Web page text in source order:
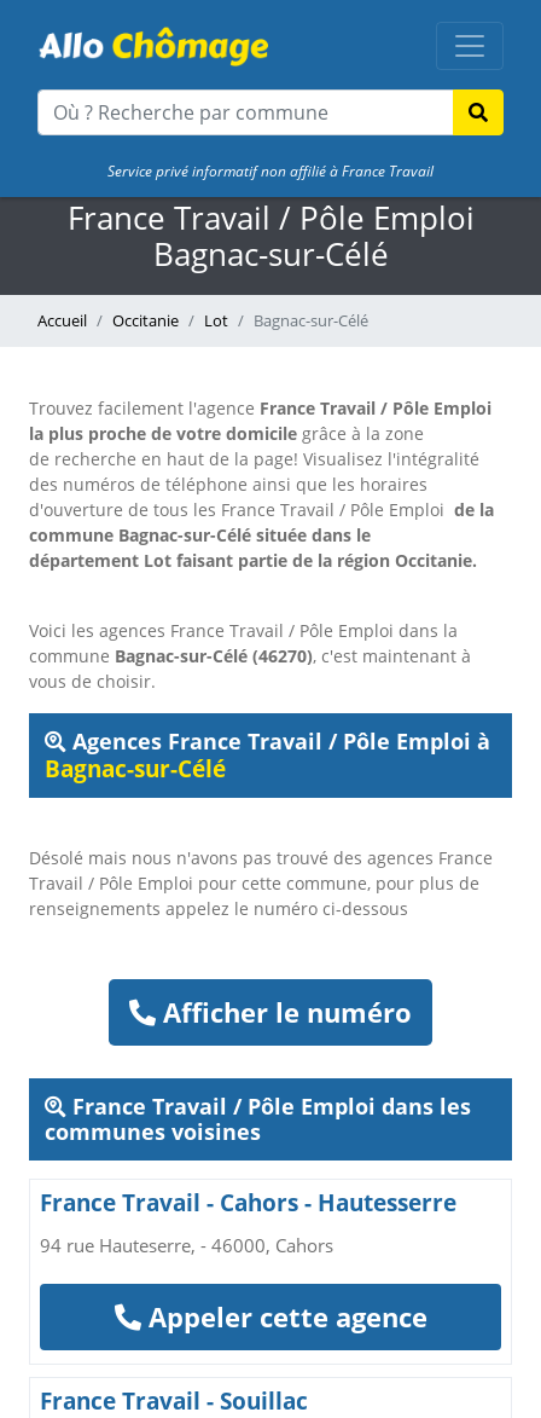
Service privé informatif non affilié à France Travail
France Travail / Pôle Emploi
Bagnac-sur-Célé
Accueil Occitanie Lot Bagnac-sur-Célé
Trouvez facilement l'agence France Travail / Pôle Emploi
la plus proche de votre domicile grâce à la zone
de recherche en haut de la page! Visualisez l'intégralité
des numéros de téléphone ainsi que les horaires
d'ouverture de tous les France Travail / Pôle Emploi de la
commune Bagnac-sur-Célé située dans le
département Lot faisant partie de la région Occitanie.
Voici les agences France Travail / Pôle Emploi dans la
commune Bagnac-sur-Célé (46270), c'est maintenant à
vous de choisir.
Agences France Travail / Pôle Emploi à
Bagnac-sur-Célé
Désolé mais nous n'avons pas trouvé des agences France
Travail / Pôle Emploi pour cette commune, pour plus de
renseignements appelez le numéro ci-dessous
Afficher le numéro
France Travail / Pôle Emploi dans les
communes voisines
France Travail - Cahors - Hautesserre
94 rue Hauteserre, - 46000, Cahors
Appeler cette agence
France Travail - Souillac